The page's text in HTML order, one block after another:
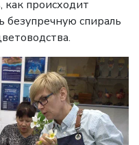
как происходит
безупречную спираль